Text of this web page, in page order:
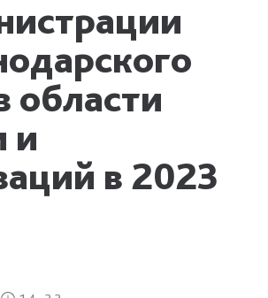
области
и
в 2023